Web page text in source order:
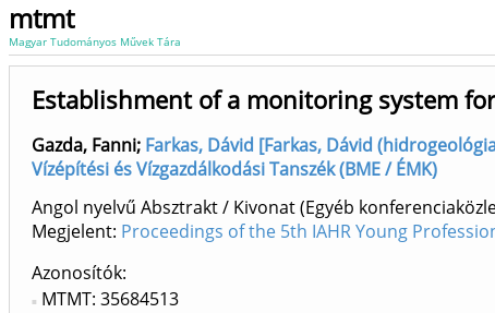
mtmt
Magyar Tudományos Művek Tára
Establishment of a monitoring system
Gazda, Fanni; Farkas, Dávid [Farkas, Dávid
Vízépítési és Vízgazdálkodási Tanszék (BME / ÉMK)
Angol nyelvű Absztrakt / Kivonat (Egyéb
Megjelent: Proceedings of the 5th IAHR Young
Azonosítók
MTMT: 35684513